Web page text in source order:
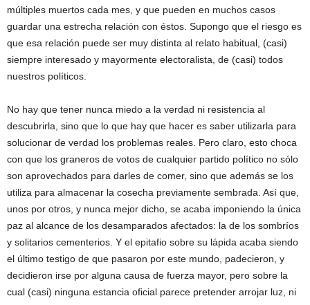
múltiples muertos cada mes, y que pueden en muchos casos
guardar una estrecha relación con éstos. Supongo que el riesgo es
que esa relación puede ser muy distinta al relato habitual, (casi)
siempre interesado y mayormente electoralista, de (casi) todos
nuestros políticos.
No hay que tener nunca miedo a la verdad ni resistencia al
descubrirla, sino que lo que hay que hacer es saber utilizarla para
solucionar de verdad los problemas reales. Pero claro, esto choca
con que los graneros de votos de cualquier partido político no sólo
son aprovechados para darles de comer, sino que además se los
utiliza para almacenar la cosecha previamente sembrada. Así que,
unos por otros, y nunca mejor dicho, se acaba imponiendo la única
paz al alcance de los desamparados afectados: la de los sombríos
y solitarios cementerios. Y el epitafio sobre su lápida acaba siendo
el último testigo de que pasaron por este mundo, padecieron, y
decidieron irse por alguna causa de fuerza mayor, pero sobre la
cual (casi) ninguna estancia oficial parece pretender arrojar luz, ni